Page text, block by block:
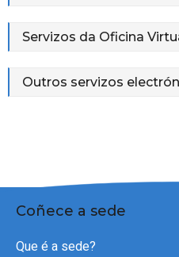
Servizos da Oficina
Outros servizos
Coñece a sede
Que é a sede?